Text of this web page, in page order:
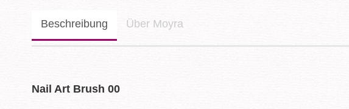
Beschreibung Über Moyra
Nail Art Brush 00